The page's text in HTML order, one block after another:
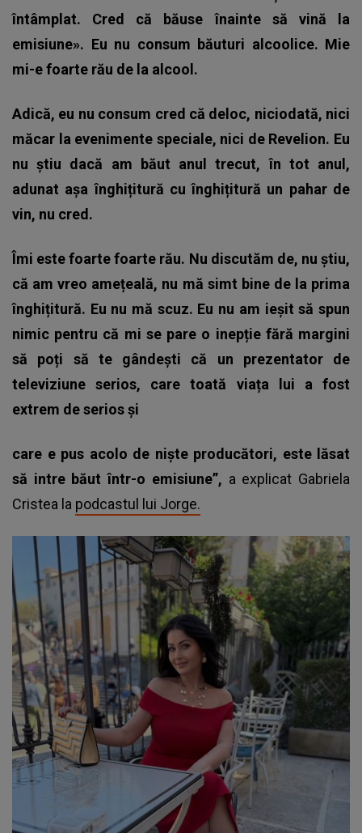
întâmplat. Cred că băuse înainte să vină la
emisiune». Eu nu consum băuturi alcoolice. Mie
mi-e foarte rău de la alcool.
Adică, eu nu consum cred că deloc, niciodată, nici
măcar la evenimente speciale, nici de Revelion. Eu
nu știu dacă am băut anul trecut, în tot anul,
adunat așa înghițitură cu înghițitură un pahar de
vin, nu cred.
Îmi este foarte foarte rău. Nu discutăm de, nu știu,
că am vreo amețeală, nu mă simt bine de la prima
înghițitură. Eu nu mă scuz. Eu nu am ieșit să spun
nimic pentru că mi se pare o inepție fără margini
să poți să te gândești că un prezentator de
televiziune serios, care toată viața lui a fost
extrem de serios și
care e pus acolo de niște producători, este lăsat
să intre băut într-o emisiune”, a explicat Gabriela
Cristea la podcastul lui Jorge.